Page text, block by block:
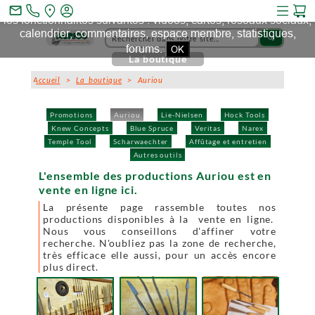
search
Promotions Auriou Lie-Nielsen
Hock Tools
Knew Concepts
Blue Spruce Veritas
Narex
Temple Tool
Scharwaechter
Affûtage et entretien
Autres outils
La boutique
Accueil >La boutique > Auriou
L'ensemble des productions Auriou est en
vente en ligne ici.
La présente page rassemble toutes nos
productions disponibles à la vente en ligne.
Nous vous conseillons d'affiner votre
recherche. N'oubliez pas la zone de recherche,
très efficace elle aussi, pour un accès encore
plus direct.
mail_outline
Ce site et des sites tiers qu'il utilise collectent des cookies pour
les fonctionnalités suivantes : vidéos, cartes, réseaux sociaux,
calendrier, commentaires, espace membre, statistiques,
forums. OK